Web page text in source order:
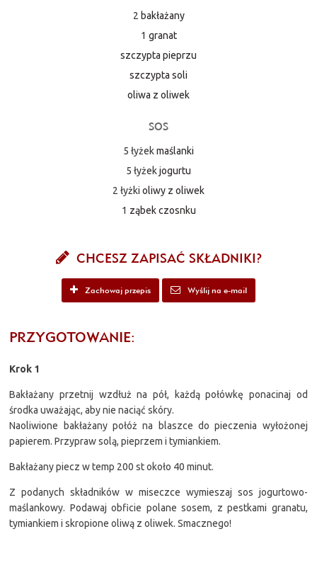
2 bakłażany
1 granat
szczypta pieprzu
szczypta soli
oliwa z oliwek
SOS
5 łyżekmaślanki
5 łyżekjogurtu
2 łyżki oliwy z oliwek
1 ząbek czosnku
CHCESZ ZAPISAĆ SKŁADNIKI?
Zachowaj przepis Wyślij na e-mail
PRZYGOTOWANIE:
Krok 1
Bakłażany przetnij wzdłuż na pół, każdą połówkę ponacinaj od
środka uważając, aby nie naciąć skóry.
Naoliwione bakłażany połóż na blaszce do pieczenia wyłożonej
papierem. Przypraw solą, pieprzem i tymiankiem.
Bakłażany piecz w temp 200 st około 40 minut.
Z podanych składników w miseczce wymieszaj sos jogurtowo-
maślankowy. Podawaj obficie polane sosem, z pestkami granatu,
tymiankiem i skropione oliwą z oliwek. Smacznego!